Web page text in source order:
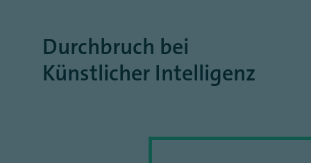
Durchbruch bei
Künstlicher Intelligenz